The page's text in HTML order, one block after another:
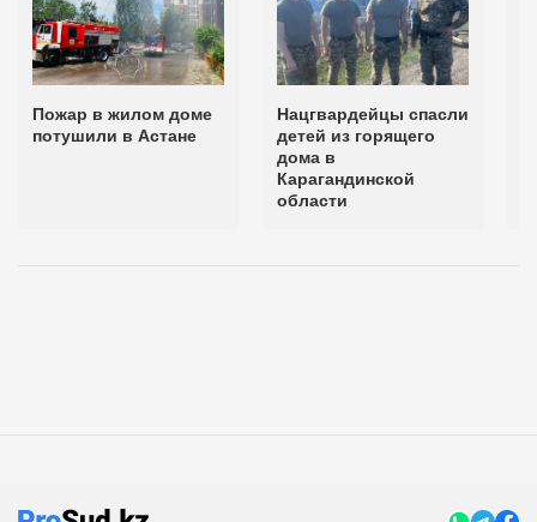
Пожар в жилом доме
потушили в Астане
Нацгвардейцы спасли
детей из горящего
дома в
Карагандинской
области